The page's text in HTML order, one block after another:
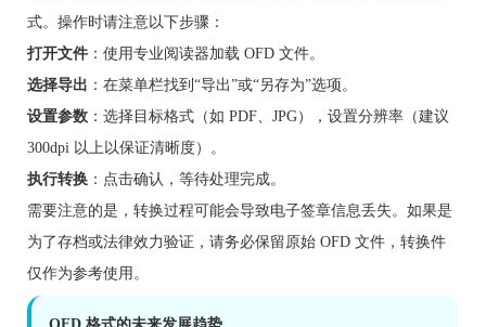
式。操作时请注意以下步骤：
打开文件 ：使用专业阅读器加载 OFD 文件。
选择导出 ：在菜单栏找到“导出”或“另存为”选项。
设置参数 ：选择目标格式（如 PDF、JPG），设置分辨率（建议
300dpi 以上以保证清晰度）。
执行转换 ：点击确认，等待处理完成。
需要注意的是，转换过程可能会导致电子签章信息丢失。如果是
为了存档或法律效力验证，请务必保留原始 OFD 文件，转换件
仅作为参考使用。